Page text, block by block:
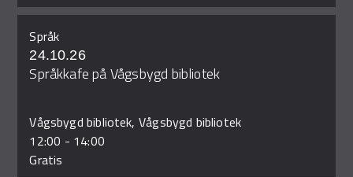
Språk
24.10.26
Språkkafe på Vågsbygd bibliotek
Vågsbygd bibliotek, Vågsbygd bibliotek
12:00 - 14:00
Gratis